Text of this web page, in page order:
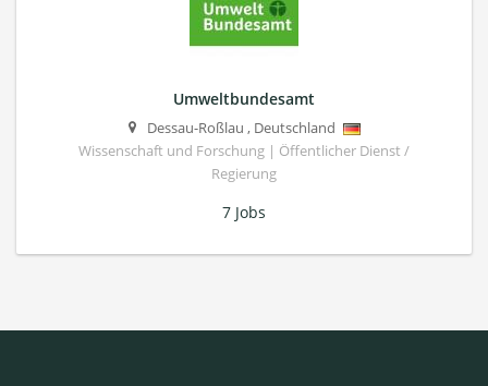
Umweltbundesamt
Dessau-Roßlau , Deutschland
Wissenschaft und Forschung | Öffentlicher Dienst /
Regierung
7 Jobs